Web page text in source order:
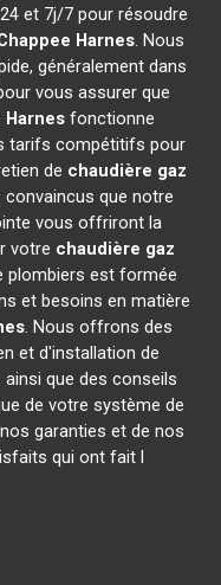
et 7j/7 pour résoudre
Harnes. Nous
généralement dans
vous assurer que
Harnesfonctionne
tarifs compétitifs pour
de chaudière gaz
que notre
vous offriront la
votre chaudière gaz
plombiers est formée
et besoins en matière
. Nous offrons des
et d'installation de
ainsi que des conseils
de votre système de
garanties et de nos
qui ont fait l